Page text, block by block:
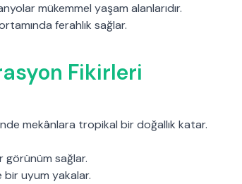
mükemmel yaşam alanlarıdır.
ferahlık sağlar.
Fikirleri
mekânlara tropikal bir doğallık katar.
görünüm sağlar.
bir uyum yakalar.